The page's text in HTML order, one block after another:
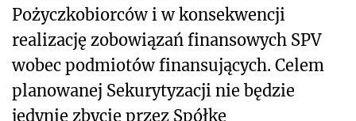
Pożyczkobiorców i w konsekwencji
realizację zobowiązań finansowych SPV
wobec podmiotów finansujących. Celem
planowanej Sekurytyzacji nie będzie
jedynie zbycie przez Spółkę